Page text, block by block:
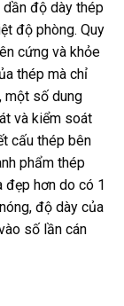
dần độ dày thép
độ phòng. Quy
cứng và khỏe
thép mà chỉ
một số dung
và kiểm soát
cấu thép bên
phẩm thép
đẹp hơn do có 1
độ dày của
số lần cán